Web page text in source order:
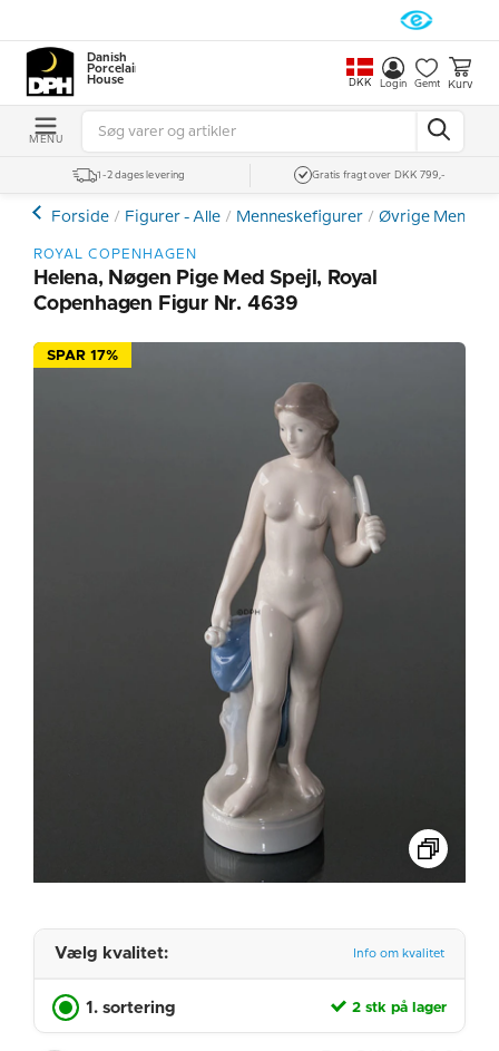
Danish
Porcelain
House
DKK Login Gemt Kurv
MENU
1-2 dages levering Gratis fragt over DKK 799,-
Forside Figurer - Alle Menneskefigurer Øvrige
ROYAL COPENHAGEN
Helena, Nøgen Pige Med Spejl, Royal
Copenhagen Figur Nr. 4639
SPAR 17%
Vælg kvalitet: Info om kvalitet
1. sortering 2 stk på lager